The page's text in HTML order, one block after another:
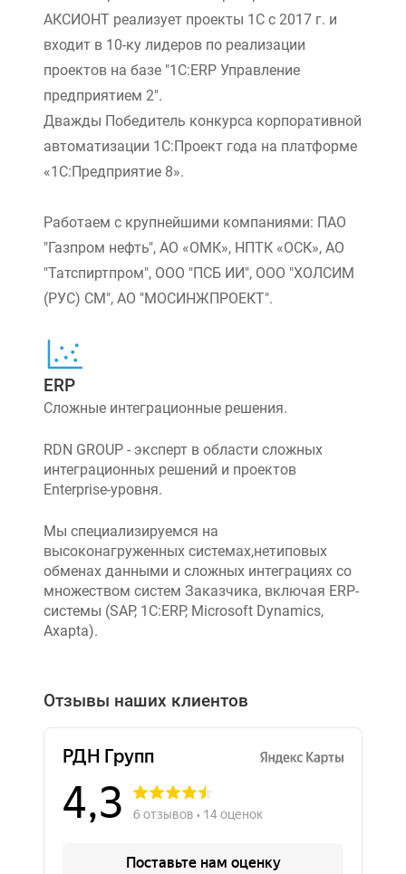
АКСИОНТ реализует проекты 1С с 2017 г. и
входит в 10-ку лидеров по реализации
проектов на базе "1С:ERP Управление
предприятием 2".
Дважды Победитель конкурса корпоративной
автоматизации 1С:Проект года на платформе
«1С:Предприятие 8».
Работаем с крупнейшими компаниями: ПАО
"Газпром нефть", АО «ОМК», НПТК «ОСК», АО
"Татспиртпром", ООО "ПСБ ИИ", ООО "ХОЛСИМ
(РУС) СМ", АО "МОСИНЖПРОЕКТ".
ERP
Сложные интеграционные решения.
RDN GROUP - эксперт в области сложных
интеграционных решений и проектов
Enterprise-уровня.
Мы специализируемся на
высоконагруженных системах,нетиповых
обменах данными и сложных интеграциях со
множеством систем Заказчика, включая ERP-
системы (SAP, 1C:ERP, Microsoft Dynamics,
Axapta).
Отзывы наших клиентов